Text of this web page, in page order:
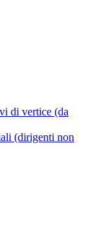
di vertice (da
(dirigenti non